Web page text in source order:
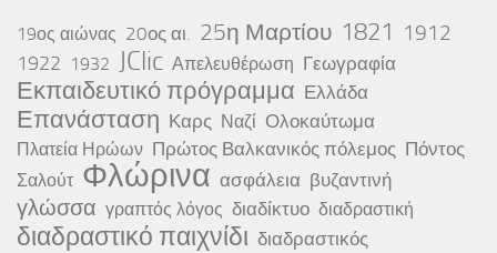
19ος αιώνας 20ος αι. 25η Μαρτίου 1821 1912
1922 1932 JClic Απελευθέρωση Γεωγραφία
Εκπαιδευτικό πρόγραμμα Ελλάδα
Επανάσταση Καρς Ναζί Ολοκαύτωμα
Πλατεία Ηρώων Πρώτος Βαλκανικός πόλεμος Πόντος
Σαλούτ Φλώρινα ασφάλεια βυζαντινή
γλώσσα γραπτός λόγος διαδίκτυο διαδραστική
διαδραστικό παιχνίδι διαδραστικός